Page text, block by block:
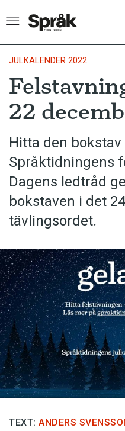
Hem
Artiklar
Krönikor
Språkfrågor
Skrivtips
Bokrecensioner
Kviss
Podden
Anmäl till
Föreslå nyord
Annonsera
Prenumerera
Läs Språktidningen
Press
JULKALENDER 2022
22
Hitta den
Språktidningens
Dagens ledtråd
bokstaven i det
tävlingsordet.
TEXT: ANDERS